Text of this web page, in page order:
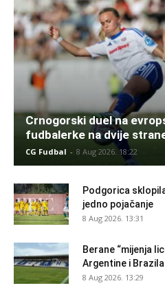
Crnogorski duel na
fudbalerke na dvije
CG Fudbal - 8 Aug 2026. 18:22
Podgorica
jedno pojačanje
8 Aug 2026. 13:31
Berane “mijenja
Argentine i Brazila
8 Aug 2026. 13:29